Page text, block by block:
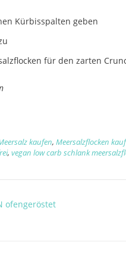
Kürbisspalten geben
für den zarten
kaufen, Meersalzflocken
, vegan low carb schlank
ofengeröstet